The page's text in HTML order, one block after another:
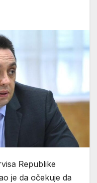
Republike
je da očekuje da